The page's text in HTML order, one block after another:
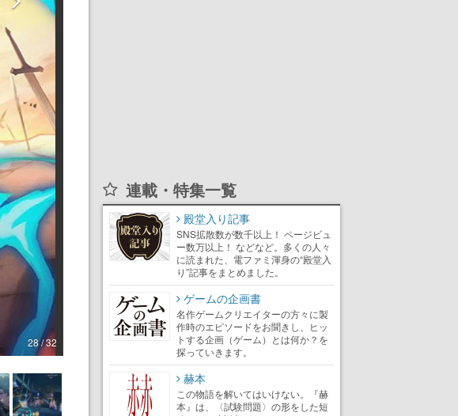
28 / 32
連載・特集一覧
殿堂入り記事
SNS拡散数が数千以上！ ページビュ
ー数万以上！ などなど。多くの人々
に読まれた、電ファミ渾身の“殿堂入
り”記事をまとめました。
ゲームの企画書
名作ゲームクリエイターの方々に製
作時のエピソードをお聞きし、ヒッ
トする企画（ゲーム）とは何か？を
探っていきます。
赫本
この物語を解いてはいけない。『赫
本』は、〈試験問題〉の形をした短